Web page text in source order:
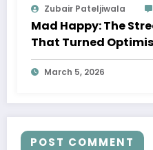
Zubair Pateljiwala
Mad Happy: The
That Turned
Movement
March 5, 2026
POST COMMENT